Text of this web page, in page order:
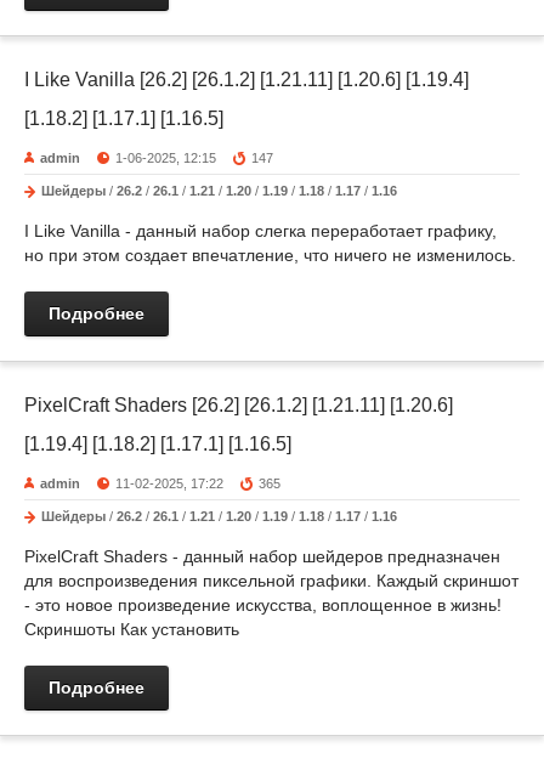
I Like Vanilla [26.2] [26.1.2] [1.21.11] [1.20.6] [1.19.4]
[1.18.2] [1.17.1] [1.16.5]
admin 1-06-2025, 12:15 147
Шейдеры / 26.2 / 26.1 / 1.21 / 1.20 / 1.19 / 1.18 / 1.17 / 1.16
I Like Vanilla - данный набор слегка переработает графику,
но при этом создает впечатление, что ничего не изменилось.
Подробнее
PixelCraft Shaders [26.2] [26.1.2] [1.21.11] [1.20.6]
[1.19.4] [1.18.2] [1.17.1] [1.16.5]
admin 11-02-2025, 17:22 365
Шейдеры / 26.2 / 26.1 / 1.21 / 1.20 / 1.19 / 1.18 / 1.17 / 1.16
PixelCraft Shaders - данный набор шейдеров предназначен
для воспроизведения пиксельной графики. Каждый скриншот
- это новое произведение искусства, воплощенное в жизнь!
Скриншоты Как установить
Подробнее